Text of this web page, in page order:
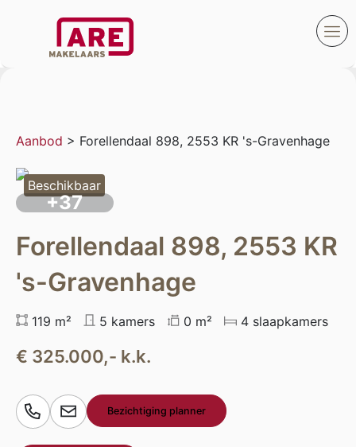
Aanbod > Forellendaal 898, 2553 KR 's-Gravenhage
Beschikbaar
+37
Forellendaal 898, 2553 KR
's-Gravenhage
119 m² 5 kamers 0 m² 4 slaapkamers
€ 325.000,- k.k.
Bezichtiging planner